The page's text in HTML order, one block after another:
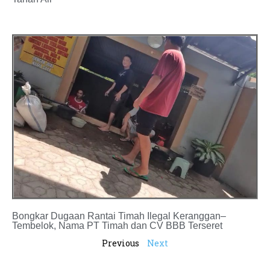
Bongkar Dugaan Rantai Timah Ilegal Keranggan–
Tembelok, Nama PT Timah dan CV BBB Terseret
Previous Next